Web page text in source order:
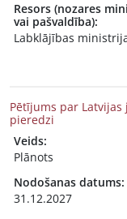
Resors (nozares
vai pašvaldība):
Labklājības
Pētījums par
pieredzi
Veids:
Plānots
Nodošanas datums:
31.12.2027